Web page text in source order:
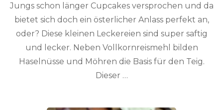
Jungs schon länger Cupcakes versprochen und da
bietet sich doch ein österlicher Anlass perfekt an,
oder? Diese kleinen Leckereien sind super saftig
und lecker. Neben Vollkornreismehl bilden
Haselnüsse und Möhren die Basis für den Teig.
Dieser …